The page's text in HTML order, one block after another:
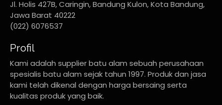
Jl. Holis 427B, Caringin, Bandung Kulon, Kota Bandung,
Jawa Barat 40222
(022) 6076537
Profil
Kami adalah supplier batu alam sebuah perusahaan
spesialis batu alam sejak tahun 1997. Produk dan jasa
kami telah dikenal dengan harga bersaing serta
kualitas produk yang baik.